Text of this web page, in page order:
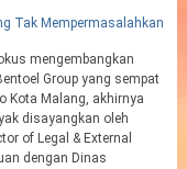
mengembangkan
Group yang sempat
Kota Malang, akhirnya
disayangkan oleh
of Legal & External
dengan Dinas